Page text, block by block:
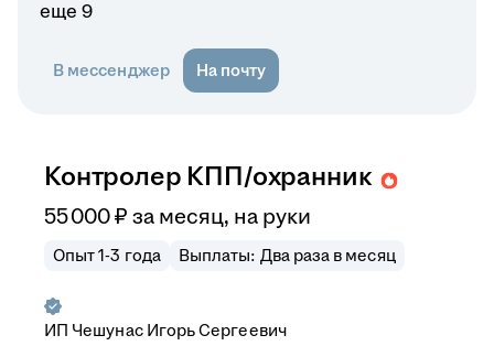
еще 9
В мессенджер На почту
Контролер КПП/охранник
55 000₽ за месяц, на руки
Опыт 1-3 года Выплаты: Два раза в месяц
ИП Чешунас Игорь Сергеевич